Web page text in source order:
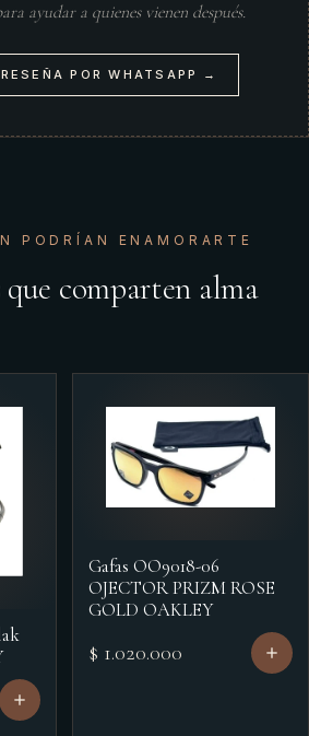
ayudar a quienes vienen después.
POR WHATSAPP →
PODRÍAN ENAMORARTE
que comparten alma
Gafas OO9018-06
OJECTOR PRIZM ROSE
GOLD OAKLEY
$ 1.020.000